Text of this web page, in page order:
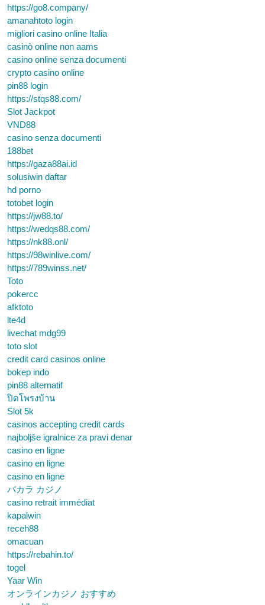
https://go8.company/
amanahtoto login
migliori casino online Italia
casinò online non aams
casino online senza documenti
crypto casino online
pin88 login
https://stqs88.com/
Slot Jackpot
VND88
casino senza documenti
188bet
https://gaza88ai.id
solusiwin daftar
hd porno
totobet login
https://jw88.to/
https://wedqs88.com/
https://nk88.onl/
https://98winlive.com/
https://789winss.net/
Toto
pokercc
afktoto
lte4d
livechat mdg99
toto slot
credit card casinos online
bokep indo
pin88 alternatif
ปิดโพรงบ้าน
Slot 5k
casinos accepting credit cards
najboljše igralnice za pravi denar
casino en ligne
casino en ligne
casino en ligne
バカラ カジノ
casino retrait immédiat
kapalwin
receh88
omacuan
https://rebahin.to/
togel
Yaar Win
オンラインカジノ おすすめ